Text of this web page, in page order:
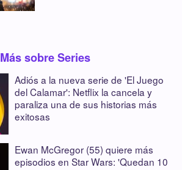
Más sobre Series
Adiós a la nueva serie de 'El Juego
del Calamar': Netflix la cancela y
paraliza una de sus historias más
exitosas
Ewan McGregor (55) quiere más
episodios en Star Wars: 'Quedan 10